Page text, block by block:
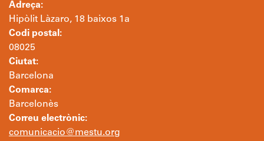
Adreça:
Hipòlit Làzaro, 18 baixos 1a
Codi postal:
08025
Ciutat:
Barcelona
Comarca:
Barcelonès
Correu electrònic:
comunicacio@mestu.org